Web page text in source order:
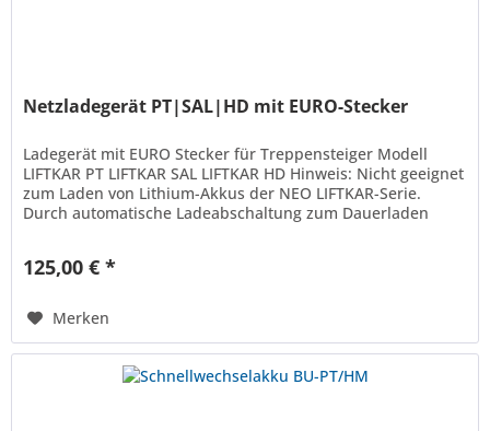
Netzladegerät PT|SAL|HD mit EURO-Stecker
Ladegerät mit EURO Stecker für Treppensteiger Modell
LIFTKAR PT LIFTKAR SAL LIFTKAR HD Hinweis: Nicht geeignet
zum Laden von Lithium-Akkus der NEO LIFTKAR-Serie.
Durch automatische Ladeabschaltung zum Dauerladen
125,00 € *
Merken